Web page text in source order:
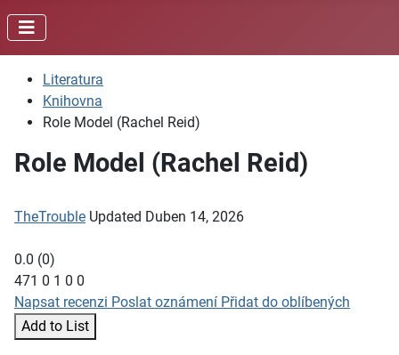
Literatura
Knihovna
Role Model (Rachel Reid)
Role Model (Rachel Reid)
TheTrouble Updated Duben 14, 2026
0.0 (0)
471 0 1 0 0
Napsat recenzi Poslat oznámení Přidat do oblíbených
Add to List